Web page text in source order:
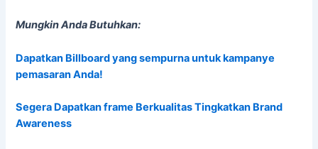
Mungkin Anda Butuhkan:
Dapatkan Billboard yang sempurna untuk kampanye
pemasaran Anda!
Segera Dapatkan frame Berkualitas Tingkatkan Brand
Awareness